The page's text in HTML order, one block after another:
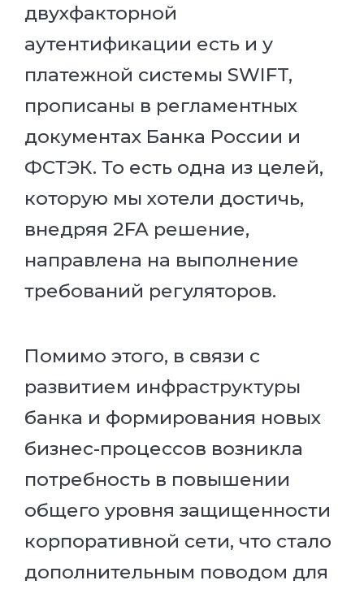
двухфакторной
аутентификации есть и у
платежной системы SWIFT,
прописаны в регламентных
документах Банка России и
ФСТЭК. То есть одна из целей,
которую мы хотели достичь,
внедряя 2FA решение,
направлена на выполнение
требований регуляторов.
Помимо этого, в связи с
развитием инфраструктуры
банка и формирования новых
бизнес-процессов возникла
потребность в повышении
общего уровня защищенности
корпоративной сети, что стало
дополнительным поводом для